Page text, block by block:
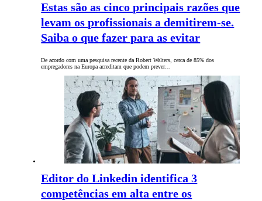
Estas são as cinco principais razões que
levam os profissionais a demitirem-se.
Saiba o que fazer para as evitar
De acordo com uma pesquisa recente da Robert Walters, cerca de 85% dos
empregadores na Europa acreditam que podem prever…
Editor do Linkedin identifica 3
competências em alta entre os